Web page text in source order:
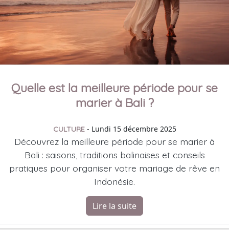
Quelle est la meilleure période pour se
marier à Bali ?
CULTURE- Lundi 15 décembre 2025
Découvrez la meilleure période pour se marier à
Bali : saisons, traditions balinaises et conseils
pratiques pour organiser votre mariage de rêve en
Indonésie.
Lire la suite